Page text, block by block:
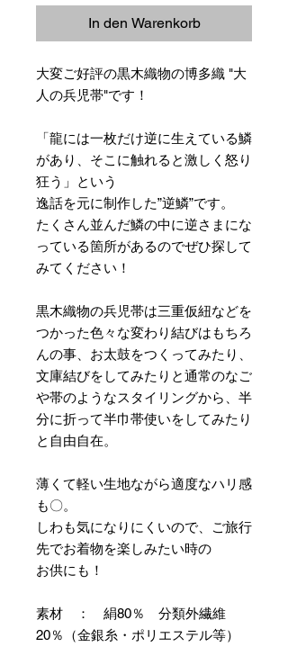
In den Warenkorb
大変ご好評の黒木織物の博多織 "大
人の兵児帯"です！
「龍には一枚だけ逆に生えている鱗
があり、そこに触れると激しく怒り
狂う」という
逸話を元に制作した”逆鱗”です。
たくさん並んだ鱗の中に逆さまにな
っている箇所があるのでぜひ探して
みてください！
黒木織物の兵児帯は三重仮紐などを
つかった色々な変わり結びはもちろ
んの事、お太鼓をつくってみたり、
文庫結びをしてみたりと通常のなご
や帯のようなスタイリングから、半
分に折って半巾帯使いをしてみたり
と自由自在。
薄くて軽い生地ながら適度なハリ感
も〇。
しわも気になりにくいので、ご旅行
先でお着物を楽しみたい時の
お供にも！
素材 ： 絹80％ 分類外繊維
20％（金銀糸・ポリエステル等）